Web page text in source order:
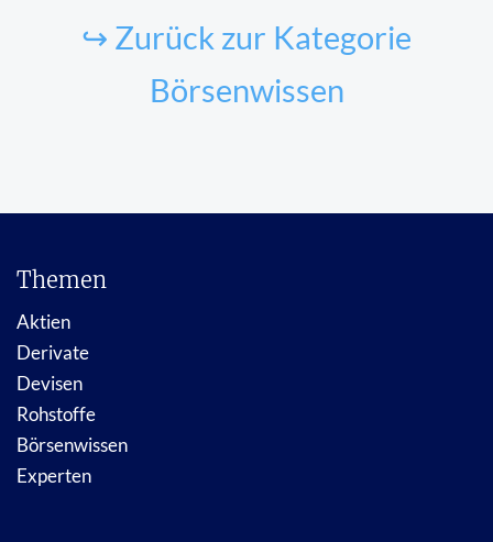
↪ Zurück zur Kategorie
Börsenwissen
Themen
Aktien
Derivate
Devisen
Rohstoffe
Börsenwissen
Experten